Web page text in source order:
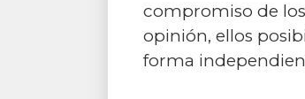
compromiso de
opinión, ellos
forma